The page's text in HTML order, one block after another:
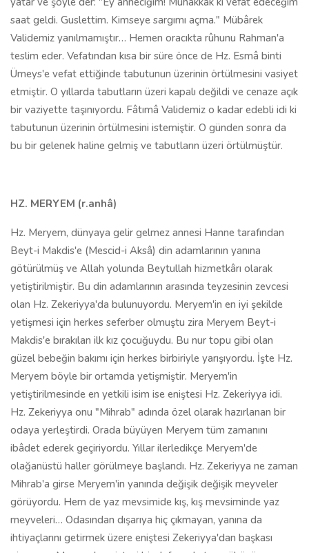
saat geldi. Guslettim. Kimseye sargımı açma." Mübârek
Validemiz yanılmamıştır… Hemen oracıkta rûhunu Rahman'a
teslim eder. Vefatından kısa bir süre önce de Hz. Esmâ binti
Ümeys'e vefat ettiğinde tabutunun üzerinin örtülmesini vasiyet
etmiştir. O yıllarda tabutların üzeri kapalı değildi ve cenaze açık
bir vaziyette taşınıyordu. Fâtımâ Validemiz o kadar edebli idi ki
tabutunun üzerinin örtülmesini istemiştir. O günden sonra da
bu bir gelenek haline gelmiş ve tabutların üzeri örtülmüştür.
HZ. MERYEM (r.anhâ)
Hz. Meryem, dünyaya gelir gelmez annesi Hanne tarafından
Beyt-i Makdis'e (Mescid-i Aksâ) din adamlarının yanına
götürülmüş ve Allah yolunda Beytullah hizmetkârı olarak
yetiştirilmiştir. Bu din adamlarının arasında teyzesinin zevcesi
olan Hz. Zekeriyya'da bulunuyordu. Meryem'in en iyi şekilde
yetişmesi için herkes seferber olmuştu zira Meryem Beyt-i
Makdis'e bırakılan ilk kız çocuğuydu. Bu nur topu gibi olan
güzel bebeğin bakımı için herkes birbiriyle yarışıyordu. İşte Hz.
Meryem böyle bir ortamda yetişmiştir. Meryem'in
yetiştirilmesinde en yetkili isim ise eniştesi Hz. Zekeriyya idi.
Hz. Zekeriyya onu "Mihrab" adında özel olarak hazırlanan bir
odaya yerleştirdi. Orada büyüyen Meryem tüm zamanını
ibâdet ederek geçiriyordu. Yıllar ilerledikçe Meryem'de
olağanüstü haller görülmeye başlandı. Hz. Zekeriyya ne zaman
Mihrab'a girse Meryem'in yanında değişik değişik meyveler
görüyordu. Hem de yaz mevsimide kış, kış mevsiminde yaz
meyveleri… Odasından dışarıya hiç çıkmayan, yanına da
ihtiyaçlarını getirmek üzere eniştesi Zekeriyya'dan başkası